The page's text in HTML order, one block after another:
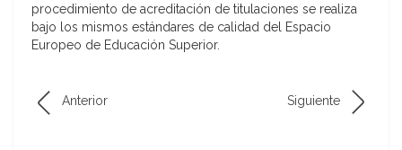
procedimiento de acreditación de titulaciones se realiza
bajo los mismos estándares de calidad del Espacio
Europeo de Educación Superior.
Anterior Siguiente